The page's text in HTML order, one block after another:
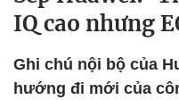
IQ cao nhưng
Ghi chú nội bộ của
hướng đi mới của